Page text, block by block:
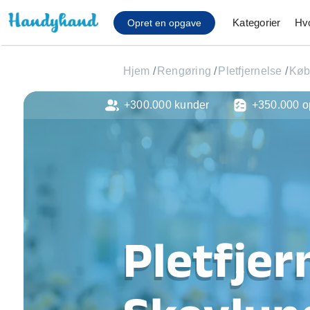
Opret en opgave Kategorier
Affaldsfjernelse
Afhentning af
Anlæg af terrasse
Hjælp til mobil, pc, tv
Installation af
Møbelsamling og
Ophængning af
Hjem / Rengøring / Pletfjernelse /
+300.000 kunder +350.000